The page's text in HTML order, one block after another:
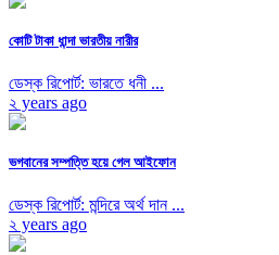
কোটি টাকা ধান্দা ভারতীয় নারীর
ডেস্ক রিপোর্ট: ভারতে ধনী ...
২ years ago
ভগবানের সম্পত্তি হয়ে গেল আইফোন
ডেস্ক রিপোর্ট: মন্দিরে অর্থ দান ...
২ years ago